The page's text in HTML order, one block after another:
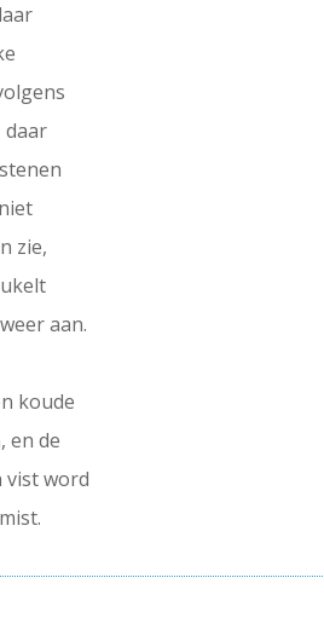
daar
zie,
aan.
koude
en de
vist word